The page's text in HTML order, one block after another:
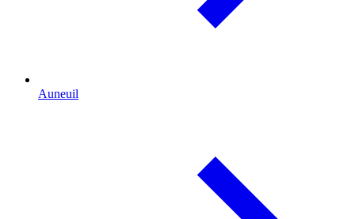
Auneuil